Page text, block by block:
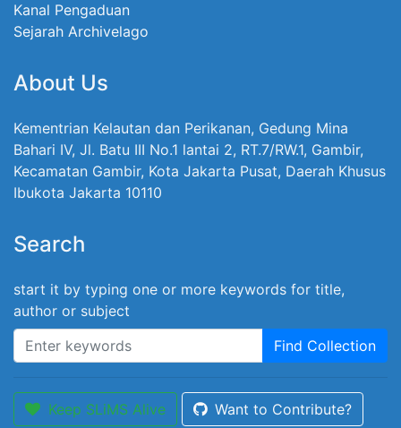
Kanal Pengaduan
Sejarah Archivelago
About Us
Kementrian Kelautan dan Perikanan, Gedung Mina
Bahari IV, Jl. Batu III No.1 lantai 2, RT.7/RW.1, Gambir,
Kecamatan Gambir, Kota Jakarta Pusat, Daerah Khusus
Ibukota Jakarta 10110
Search
start it by typing one or more keywords for title,
author or subject
Find Collection
Keep SLiMS Alive Want to Contribute?